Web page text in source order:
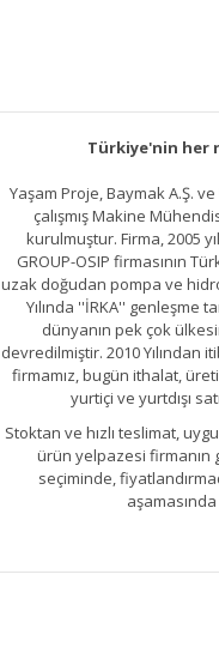
Türkiye'nin her
Yaşam Proje, Baymak A.Ş.
çalışmış Makine
kurulmuştur. Firma, 2005
GROUP-OSIP firmasının
uzak doğudan pompa ve
Yılında ''İRKA'' genleşme
dünyanın pek çok
devredilmiştir. 2010
firmamız, bugün ithalat,
yurtiçi ve yurtdışı
Stoktan ve hızlı teslimat,
ürün yelpazesi firmanın
seçiminde,